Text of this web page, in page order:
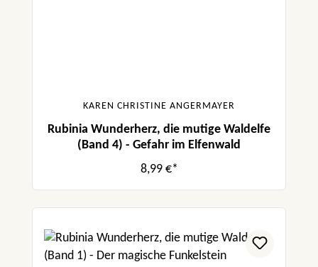
KAREN CHRISTINE ANGERMAYER
Rubinia Wunderherz, die mutige Waldelfe
(Band 4) - Gefahr im Elfenwald
8,99 €*